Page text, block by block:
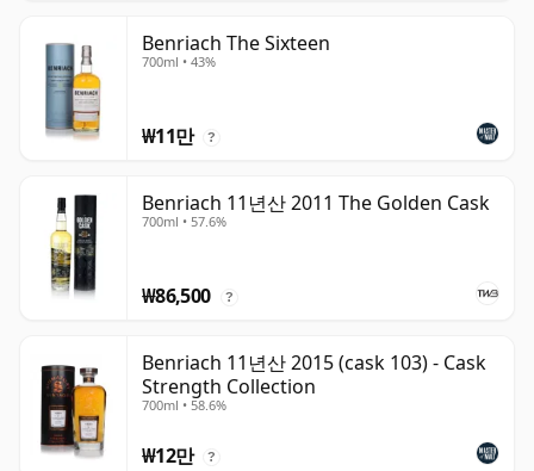
Benriach The Sixteen
700ml • 43%
₩11만 ?
Benriach 11년산 2011 The Golden Cask
700ml • 57.6%
₩86,500 ?
Benriach 11년산 2015 (cask 103) - Cask
Strength Collection
700ml • 58.6%
₩12만 ?